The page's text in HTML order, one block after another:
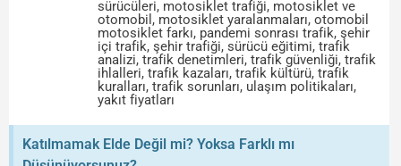
sürücüleri, motosiklet trafiği, motosiklet ve
otomobil , motosiklet yaralanmaları,otomobil
motosiklet farkı, pandemi sonrası trafik,şehir
içi trafik,şehir trafiği,sürücü eğitimi,trafik
analizi,trafik denetimleri,trafik güvenliği,trafik
ihlalleri,trafik kazaları,trafik kültürü,trafik
kuralları,trafik sorunları, ulaşım politikaları,
yakıt fiyatları
Katılmamak Elde Değil mi? Yoksa Farklı mı